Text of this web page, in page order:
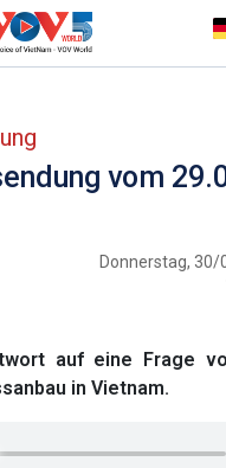
vom
Donnerstag, 30/
auf eine Frage
in Vietnam.